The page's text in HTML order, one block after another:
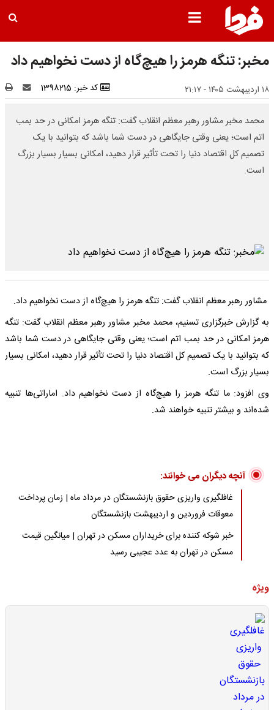
مخبر: تنگه هرمز را هیچ‌گاه از دست نخواهیم داد
۱۸ اردیبهشت ۱۴۰۵ - ۲۱:۱۷ کد خبر: 1398215
محمد مخبر مشاور رهبر معظم انقلاب گفت: تنگه هرمز امکانی در حد بمب
اتم است؛ یعنی وقتی جایگاهی در دست شما باشد که بتوانید با یک
تصمیم کل اقتصاد دنیا را تحت تأثیر قرار دهید، امکانی بسیار بسیار بزرگ
است.
مشاور رهبر معظم انقلاب گفت: تنگه هرمز را هیچ‌گاه از دست نخواهیم داد.
به گزارش خبرگزاری تسنیم، محمد مخبر مشاور رهبر معظم انقلاب گفت: تنگه
هرمز امکانی در حد بمب اتم است؛ یعنی وقتی جایگاهی در دست شما باشد
که بتوانید با یک تصمیم کل اقتصاد دنیا را تحت تأثیر قرار دهید، امکانی بسیار
بسیار بزرگ است.
وی افزود: ما تنگه هرمز را هیچ‌گاه از دست نخواهیم داد. اماراتی‌ها تنبیه
شده‌اند و بیشتر تنبیه خواهند شد.
آنچه دیگران می خوانند:
غافلگیری واریزی حقوق بازنشستگان در مرداد ماه | زمان پرداخت
معوقات فروردین و اردیبهشت بازنشستگان
خبر شوکه کننده برای خریداران مسکن در تهران | میانگین قیمت
مسکن در تهران به عدد عجیبی رسید
ویژه